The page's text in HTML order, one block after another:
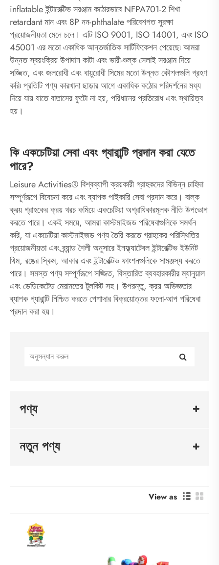
inflatable ইন্টারেক্টিভ সরঞ্জাম কঠোরভাবে NFPA701-2 শিখা
retardant মান এবং 8P নন-phthalate পরিবেশগত সুরক্ষা
প্রয়োজনীয়তা মেনে চলে। এটি ISO 9001, ISO 14001, এবং ISO
45001 এর মতো একাধিক আন্তর্জাতিক সার্টিফিকেশন পেয়েছে৷ আমরা
উন্নত স্বয়ংক্রিয় উপাদান কাটা এবং ভারী-শুল্ক সেলাই সরঞ্জাম দিয়ে
সজ্জিত, এবং জলরোধী এবং বায়ুরোধী সিমের মতো উন্নত কৌশলগুলি গ্রহণ
করি৷ প্রতিটি পণ্য কারখানা ছাড়ার আগে একাধিক কঠোর পরিদর্শনের মধ্য
দিয়ে যায় যাতে বাতাসের ফুটো না হয়, পরিধানের প্রতিরোধ এবং স্থায়িত্ব
হয়।
কি একচেটিয়া সেবা এবং গ্যারান্টি প্রদান করা যেতে
পারে?
Leisure Activities® বিশ্বব্যাপী ক্রয়কারী গ্রাহকদের বিভিন্ন চাহিদা
সম্পূর্ণরূপে বিবেচনা করে এবং ব্যাপক পাইকারি সেবা প্রদান করে। বাল্ক
ক্রয় গ্রাহকের ক্রয় খরচ কমিয়ে একচেটিয়া অগ্রাধিকারমূলক নীতি উপভোগ
করতে পারে। একই সময়ে, আমরা কাস্টমাইজড পরিষেবাগুলিকে সমর্থন
করি, যা একচেটিয়া কাস্টমাইজড পণ্য তৈরি করতে গ্রাহকের পরিস্থিতির
প্রয়োজনীয়তা এবং ব্র্যান্ড শৈলী অনুসারে ইনফ্ল্যাটেবল ইন্টারেক্টিভ ইউনিট
থিম, রঙের স্কিম, আকার এবং ইন্টারেক্টিভ ফাংশনগুলিকে সামঞ্জস্য করতে
পারে। সমস্ত পণ্য সম্পূর্ণরূপে সজ্জিত, বিস্তারিত ব্যবহারকারীর ম্যানুয়াল
এবং ডেডিকেটেড মেরামতের টুলকিট সহ। উপরন্তু, ক্রয় অভিজ্ঞতার
ব্যাপক গ্যারান্টি নিশ্চিত করতে পেশাদার বিক্রয়োত্তর ফলো-আপ পরিষেবা
প্রদান করা হয়।
পণ্য
নতুন পণ্য
View as